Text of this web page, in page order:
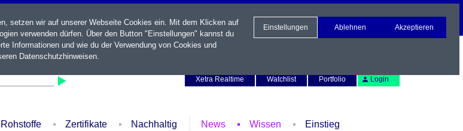
Xetra Realtime
Watchlist Portfolio Login
Rohstoffe Zertifikate Nachhaltig News Wissen Einstieg
setzen wir auf unserer Webseite Cookies ein. Mit dem Klicken auf
verwenden dürfen. Über den Button "Einstellungen" kannst du
Informationen und wie du der Verwendung von Cookies und
Datenschutzhinweisen.
Einstellungen Ablehnen Akzeptieren